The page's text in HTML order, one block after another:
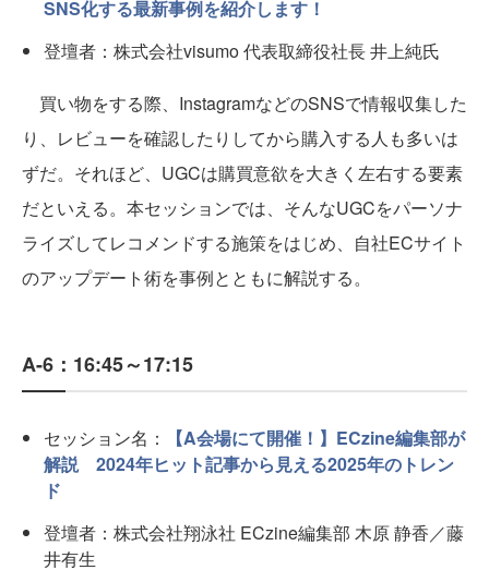
SNS化する最新事例を紹介します！
登壇者：株式会社visumo 代表取締役社長 井上純氏
買い物をする際、InstagramなどのSNSで情報収集した
り、レビューを確認したりしてから購入する人も多いは
ずだ。それほど、UGCは購買意欲を大きく左右する要素
だといえる。本セッションでは、そんなUGCをパーソナ
ライズしてレコメンドする施策をはじめ、自社ECサイト
のアップデート術を事例とともに解説する。
A-6：16:45～17:15
セッション名：
【A会場にて開催！】ECzine編集部が
解説 2024年ヒット記事から見える2025年のトレン
ド
登壇者：株式会社翔泳社 ECzine編集部 木原 静香／藤
井有生